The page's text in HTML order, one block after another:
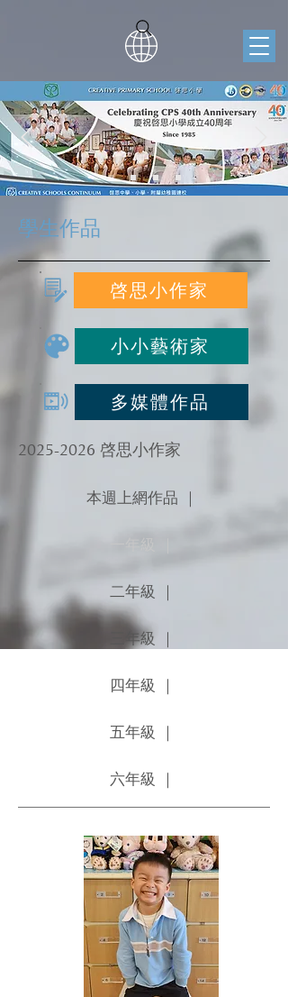
學生作品
啓思小作家
小小藝術家
多媒體作品
2025-2026 啓思小作家
本週上網作品 ｜
二年級 ｜
三年級 ｜
四年級 ｜
五年級 ｜
六年級 ｜